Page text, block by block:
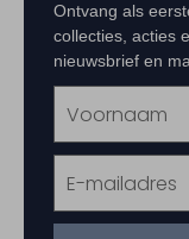
Ontvang als
collecties, acties
nieuwsbrief en